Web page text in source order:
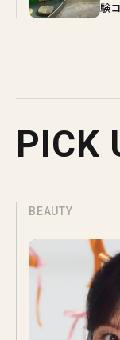
験
PICK
BEAUTY